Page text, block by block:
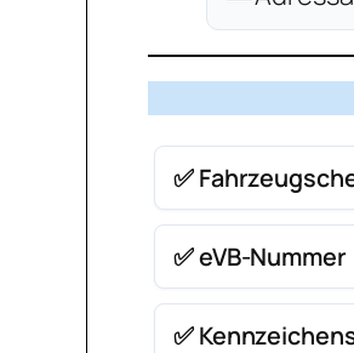
✅
✅ eVB-Nummer
✅